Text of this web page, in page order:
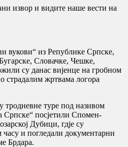
извор и видите наше вести на
вукови“ из Републике Српске,
Словачке, Чешке,
су данас вијенце на гробном
страдалим жртвама логора
тродневне туре под називом
Српске“ посјетили Спомен-
Дубици, гдје су
часу и погледали документарни
Брдара.